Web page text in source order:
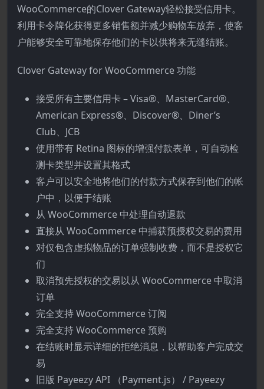
WooCommerce的Clover Gateway轻松接受信用卡。
利用卡令牌化获得更多销售额并减少购物车放弃，使客
户能够安全可靠地保存他们的卡以供将来无缝结账。
Clover Gateway for WooCommerce 功能
接受所有主要信用卡 – Visa®、MasterCard®、
American Express®、Discover®、Diner’s
Club、JCB
使用带有 Retina 图标的增强付款表单，可自动检
测卡类型并设置其格式
客户可以安全地将他们的付款方式保存到他们的帐
户中，以便于结账
从 WooCommerce 中处理自动退款
直接从 WooCommerce 中捕获预授权交易的费用
对仅包含虚拟物品的订单强制收费，而不是授权它
们
取消预先授权的交易以从 WooCommerce 中取消
订单
完全支持 WooCommerce 订阅
完全支持 WooCommerce 预购
在结账时显示详细的拒绝消息，以帮助客户完成交
易
旧版 Payeezy API （Payment.js） / Payeezy